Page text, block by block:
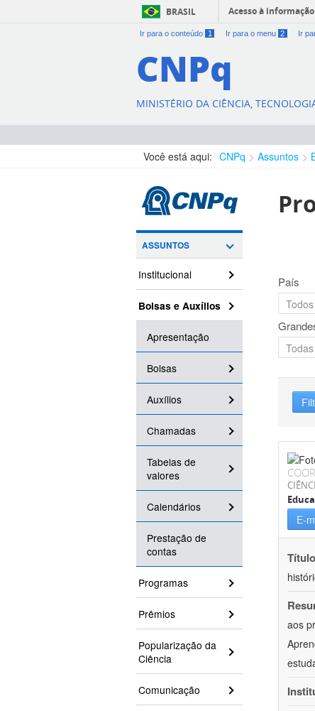
BRASIL Acesso à informação
Ir para o conteúdo 1 Ir para o menu 2 Ir
CNPq
MINISTÉRIO DA CIÊNCIA,
Você está aqui: CNPq Assuntos
ASSUNTOS
Institucional
Bolsas e Auxílios
Apresentação
Bolsas
Auxílios
Chamadas
Tabelas de
valores
Calendários
Prestação de
contas
Programas
Prêmios
Popularização da
Ciência
Comunicação
País
E-
aos